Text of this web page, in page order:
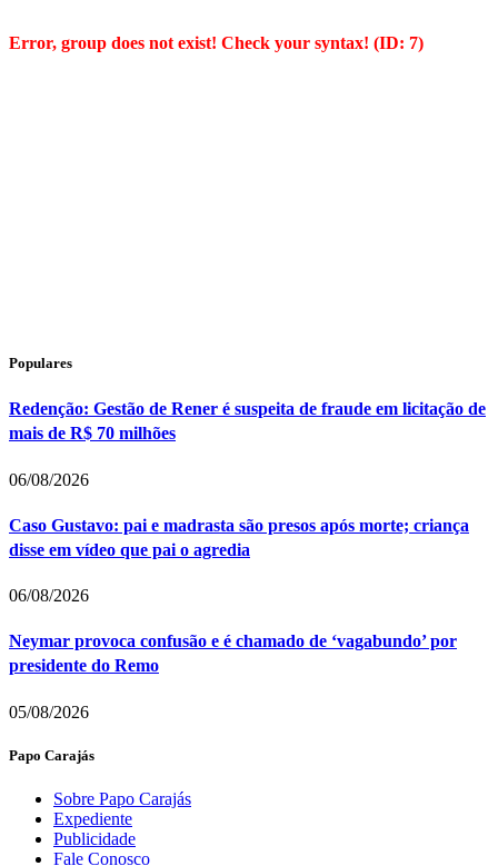
Error, group does not exist! Check your syntax! (ID: 7)
Populares
Redenção: Gestão de Rener é suspeita de fraude em licitação de
mais de R$ 70 milhões
06/08/2026
Caso Gustavo: pai e madrasta são presos após morte; criança
disse em vídeo que pai o agredia
06/08/2026
Neymar provoca confusão e é chamado de ‘vagabundo’ por
presidente do Remo
05/08/2026
Papo Carajás
Sobre Papo Carajás
Expediente
Publicidade
Fale Conosco